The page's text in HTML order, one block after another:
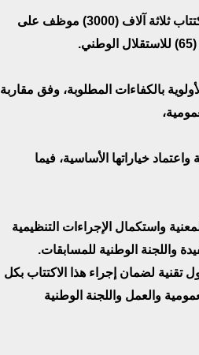
يهدف هذا البيان إلى اطلاع الحكومة على مستوى تقدم الإجراءات المتخذة لتنفيذ اكتتاب ثلاثة آلاف (3000) موظف على
بالكفاءات المطلوبة، وفق مقاربة
خياراتها الأساسية، فيما
واستكمال الإجراءات التنظيمية
واللجنة الوطنية للمسابقات.
تقنية لضمان إجراء هذا الاكتتاب بكل
والعمل واللجنة الوطنية